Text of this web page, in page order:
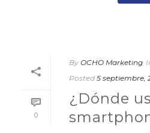
0
By OCHO Marketing
Posted 5 septiembre,
¿Dónde